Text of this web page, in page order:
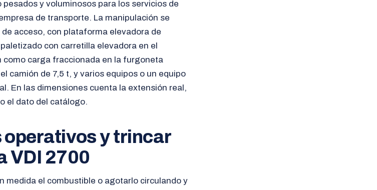
y voluminosos para los servicios de
de transporte. La manipulación se
acceso, con plataforma elevadora de
con carretilla elevadora en el
como carga fraccionada en la furgoneta
camión de 7,5 t, y varios equipos o un equipo
En las dimensiones cuenta la extensión real,
el dato del catálogo.
y trincar
VDI 2700
medida el combustible o agotarlo circulando y